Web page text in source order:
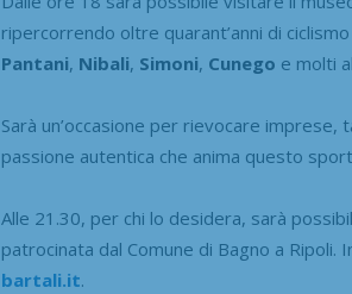
ripercorrendo oltre quarant’anni di
Pantani, Nibali, Simoni, Cunego e molti
Sarà un’occasione per rievocare
passione autentica che anima questo
Alle 21.30, per chi lo desidera, sarà
patrocinata dal Comune di Bagno a Ripoli.
bartali.it.